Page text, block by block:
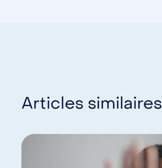
Articles similaires